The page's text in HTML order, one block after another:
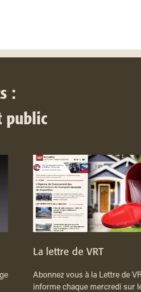
:
public
La lettre de VRT
Abonnez vous à la Lettre de
informe chaque mercredi sur